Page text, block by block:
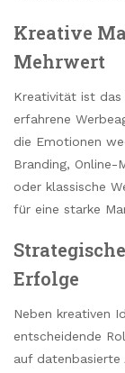
Kreative
Mehrwert
Kreativität ist das
erfahrene
die Emotionen
Branding, Online-
oder klassische
für eine starke
Erfolge
Neben kreativen
entscheidende
auf datenbasierte